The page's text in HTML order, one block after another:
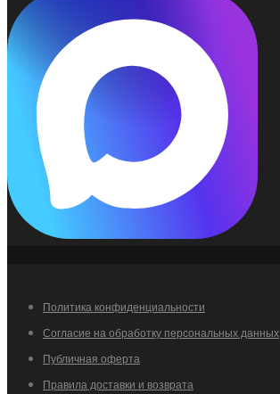
Политика конфиденциальности
Согласие на обработку персональных данных
Публичная оферта
Правила доставки и возврата